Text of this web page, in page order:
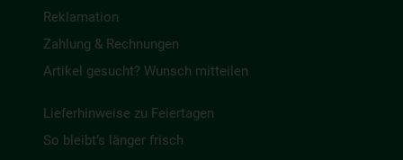
Reklamation
Zahlung & Rechnungen
Artikel gesucht? Wunsch mitteilen
Lieferhinweise zu Feiertagen
So bleibt’s länger frisch